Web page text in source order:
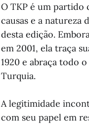
O TKP é um partido
causas e a natureza
desta edição.
em 2001, ela traça
1920 e abraça todo
Turquia.
A legitimidade
com seu papel em